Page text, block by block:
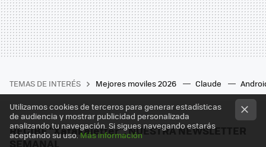
TEMAS DE INTERÉS Mejores moviles 2026 Claude
RECIBE "Xatakaletter", NUESTRA NEWSLETTER
SEMANAL
Utilizamos cookies de terceros para generar estadísticas
de audiencia y mostrar publicidad personalizada
analizando tu navegación. Si sigues navegando estarás
aceptando su uso. Más información